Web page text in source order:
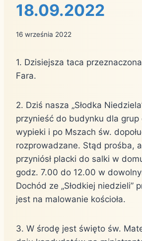
18.09.2022
16 września 2022
1. Dzisiejsza taca
Fara.
2. Dziś nasza „Słodka
przynieść do budynku dla grup
wypieki i po Mszach św.
rozprowadzane. Stąd prośba,
przyniósł placki do salki w
godz. 7.00 do 12.00 w
Dochód ze „Słodkiej niedzieli”
jest na malowanie kościoła.
3. W środę jest święto św.